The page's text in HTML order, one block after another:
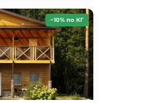
−10% по КГ